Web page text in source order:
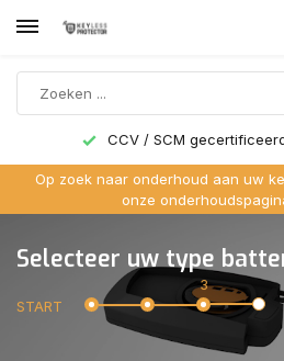
CCV / SCM
Op zoek naar onderhoud aan uw
onze
Selecteer uw type
START
3